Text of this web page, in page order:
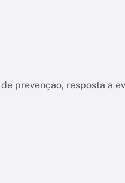
prevenção, resposta a